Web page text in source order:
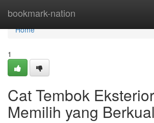
bookmark-nation
Home
Home
1
Cat Tembok
Memilih yang